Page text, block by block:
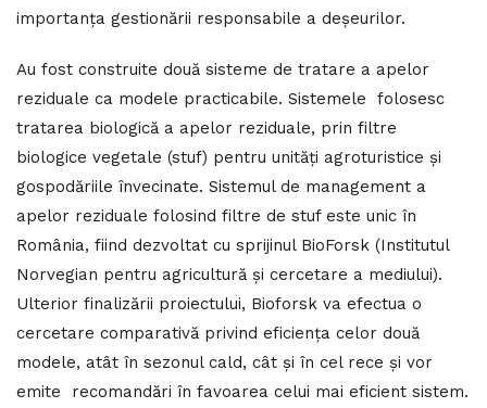
importanța gestionării responsabile a deșeurilor.
Au fost construite două sisteme de tratare a apelor
reziduale ca modele practicabile. Sistemele folosesc
tratarea biologică a apelor reziduale, prin filtre
biologice vegetale (stuf) pentru unități agroturistice și
gospodăriile învecinate. Sistemul de management a
apelor reziduale folosind filtre de stuf este unic în
România, fiind dezvoltat cu sprijinul BioForsk (Institutul
Norvegian pentru agricultură şi cercetare a mediului).
Ulterior finalizării proiectului, Bioforsk va efectua o
cercetare comparativă privind eficienţa celor două
modele, atât în sezonul cald, cât şi în cel rece și vor
emite recomandări în favoarea celui mai eficient sistem.